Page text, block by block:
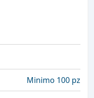
Minimo 100 pz